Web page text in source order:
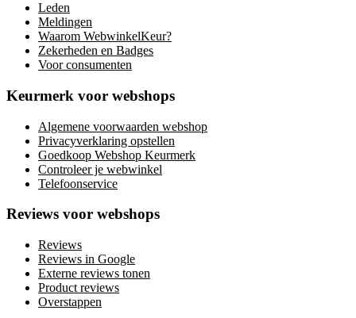
Leden
Meldingen
Waarom WebwinkelKeur?
Zekerheden en Badges
Voor consumenten
Keurmerk voor webshops
Algemene voorwaarden webshop
Privacyverklaring opstellen
Goedkoop Webshop Keurmerk
Controleer je webwinkel
Telefoonservice
Reviews voor webshops
Reviews
Reviews in Google
Externe reviews tonen
Product reviews
Overstappen